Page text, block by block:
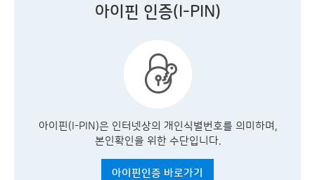
아이핀 인증(I-PIN)
아이핀(I-PIN)은 인터넷상의 개인식별번호를 의미하며,
본인확인을 위한 수단입니다.
아이핀인증 바로가기